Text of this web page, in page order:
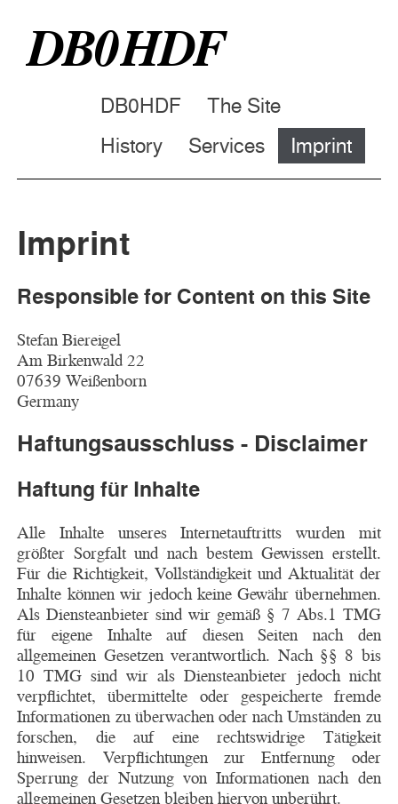
DB0HDF
DB0HDF
The Site
History
Services Imprint
Imprint
Responsible for Content on this Site
Stefan Biereigel
Am Birkenwald 22
07639 Weißenborn
Germany
Haftungsausschluss - Disclaimer
Haftung für Inhalte
Alle Inhalte unseres Internetauftritts wurden mit
größter Sorgfalt und nach bestem Gewissen erstellt.
Für die Richtigkeit, Vollständigkeit und Aktualität der
Inhalte können wir jedoch keine Gewähr übernehmen.
Als Diensteanbieter sind wir gemäß § 7 Abs.1 TMG
für eigene Inhalte auf diesen Seiten nach den
allgemeinen Gesetzen verantwortlich. Nach §§ 8 bis
10 TMG sind wir als Diensteanbieter jedoch nicht
verpflichtet, übermittelte oder gespeicherte fremde
Informationen zu überwachen oder nach Umständen zu
forschen, die auf eine rechtswidrige Tätigkeit
hinweisen. Verpflichtungen zur Entfernung oder
Sperrung der Nutzung von Informationen nach den
allgemeinen Gesetzen bleiben hiervon unberührt.